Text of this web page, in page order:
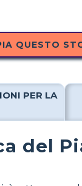
QUESTO
PER LA
del